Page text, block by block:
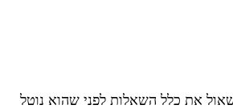
את כלל השאלות לפני שהוא נוטל